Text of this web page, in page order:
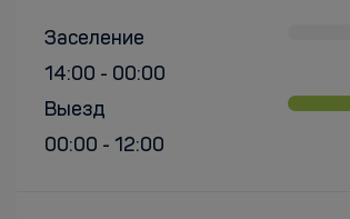
Заселение
14:00 - 00:00
Выезд
00:00 - 12:00